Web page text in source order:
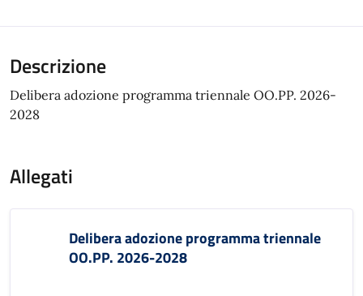
Descrizione
Delibera adozione programma triennale OO.PP. 2026-
2028
Allegati
Delibera adozione programma triennale
OO.PP. 2026-2028